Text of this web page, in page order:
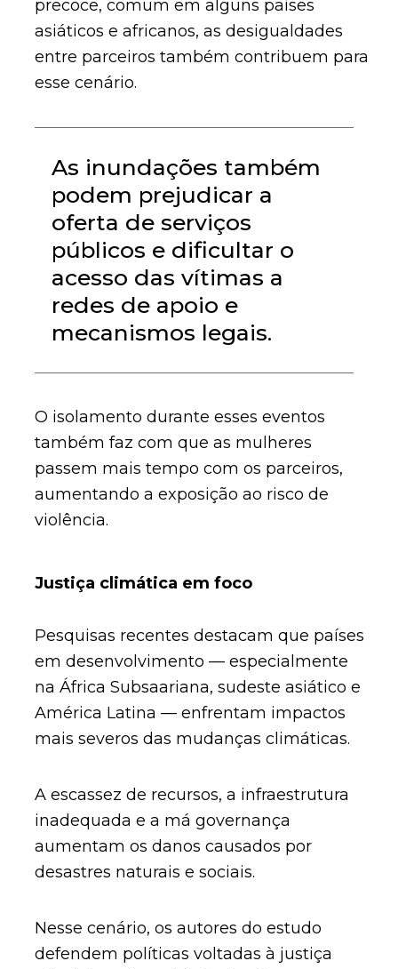
precoce, comum em alguns países
asiáticos e africanos, as desigualdades
entre parceiros também contribuem para
esse cenário.
As inundações também
podem prejudicar a
oferta de serviços
públicos e dificultar o
acesso das vítimas a
redes de apoio e
mecanismos legais.
O isolamento durante esses eventos
também faz com que as mulheres
passem mais tempo com os parceiros,
aumentando a exposição ao risco de
violência.
Justiça climática em foco
Pesquisas recentes destacam que países
em desenvolvimento — especialmente
na África Subsaariana, sudeste asiático e
América Latina — enfrentam impactos
mais severos das mudanças climáticas.
A escassez de recursos, a infraestrutura
inadequada e a má governança
aumentam os danos causados por
desastres naturais e sociais.
Nesse cenário, os autores do estudo
defendem políticas voltadas à justiça